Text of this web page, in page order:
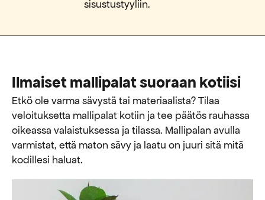
sisustustyyliin.
Ilmaiset mallipalat suoraan kotiisi
Etkö ole varma sävystä tai materiaalista? Tilaa
veloituksetta mallipalat kotiin ja tee päätös rauhassa
oikeassa valaistuksessa ja tilassa. Mallipalan avulla
varmistat, että maton sävy ja laatu on juuri sitä mitä
kodillesi haluat.